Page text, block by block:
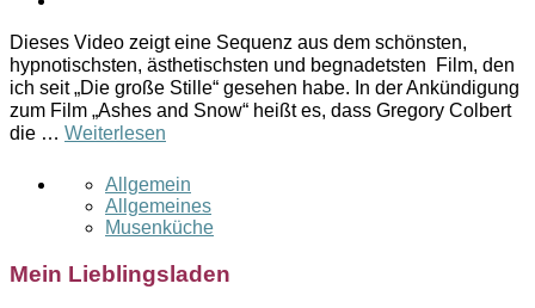
Dieses Video zeigt eine Sequenz aus dem schönsten,
hypnotischsten, ästhetischsten und begnadetsten Film, den
ich seit „Die große Stille“ gesehen habe. In der Ankündigung
zum Film „Ashes and Snow“ heißt es, dass Gregory Colbert
die … Weiterlesen
Allgemein
Allgemeines
Musenküche
Mein Lieblingsladen